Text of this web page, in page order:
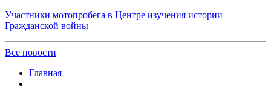
Участники мотопробега в Центре изучения истории
Гражданской войны
Все новости
Главная
—